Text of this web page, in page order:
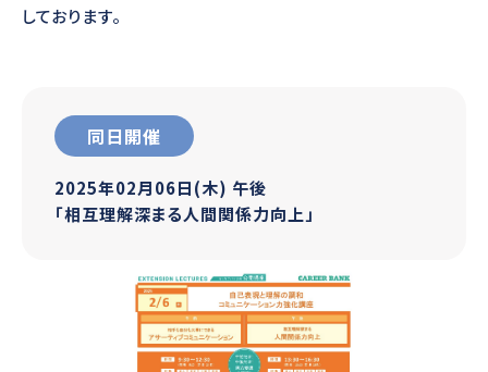
しております。
同日開催
2025年02月06日(木) 午後
「相互理解深まる人間関係力向上」